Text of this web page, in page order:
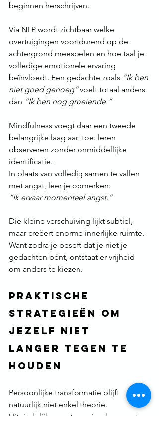
beginnen herschrijven.
Via NLP wordt zichtbaar welke
overtuigingen voortdurend op de
achtergrond meespelen en hoe taal je
volledige emotionele ervaring
beïnvloedt. Een gedachte zoals “Ik ben
niet goed genoeg” voelt totaal anders
dan “Ik ben nog groeiende.”
Mindfulness voegt daar een tweede
belangrijke laag aan toe: leren
observeren zonder onmiddellijke
identificatie.
In plaats van volledig samen te vallen
met angst, leer je opmerken:
“Ik ervaar momenteel angst.”
Die kleine verschuiving lijkt subtiel,
maar creëert enorme innerlijke ruimte.
Want zodra je beseft dat je niet je
gedachten bént, ontstaat er vrijheid
om anders te kiezen.
Praktische
strategieën om
jezelf niet
langer tegen te
houden
Persoonlijke transformatie blijft
natuurlijk niet enkel theorie.
Uiteindelijk vraagt groei ook concrete